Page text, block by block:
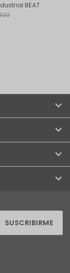
BEAT
SUSCRIBIRME